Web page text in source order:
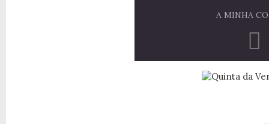
A MINHA